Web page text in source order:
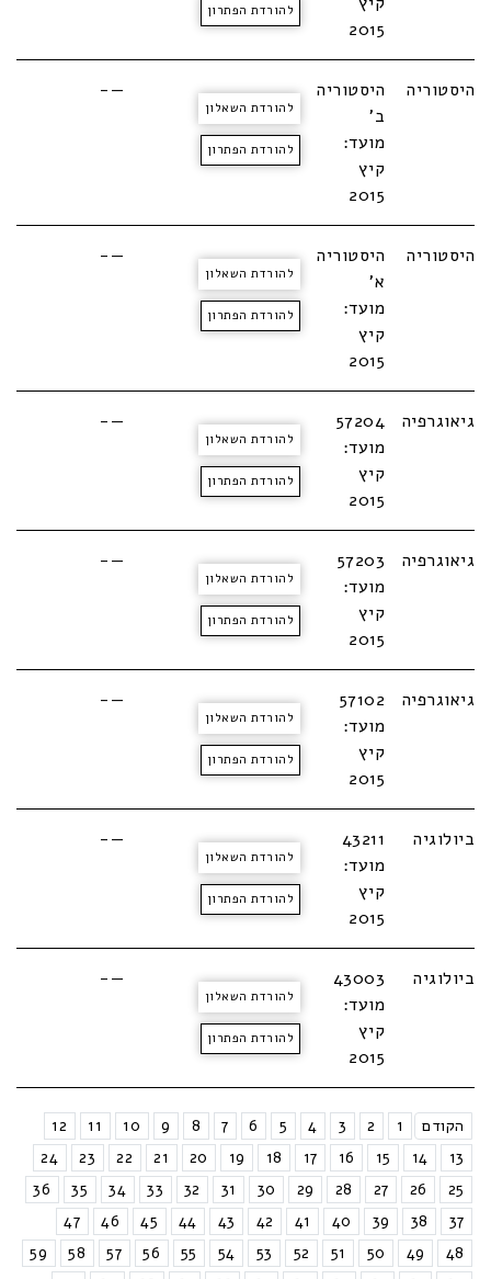
2015
להורדת הפתרון
היסטוריה
היסטוריה
ב'
מועד:
קיץ
2015
להורדת השאלון
להורדת הפתרון
—-
היסטוריה
היסטוריה
א'
מועד:
קיץ
2015
להורדת השאלון
להורדת הפתרון
—-
גיאוגרפיה
57204
מועד:
קיץ
2015
להורדת השאלון
להורדת הפתרון
—-
גיאוגרפיה
57203
מועד:
קיץ
2015
להורדת השאלון
להורדת הפתרון
—-
גיאוגרפיה
57102
מועד:
קיץ
2015
להורדת השאלון
להורדת הפתרון
—-
ביולוגיה
43211
מועד:
קיץ
2015
להורדת השאלון
להורדת הפתרון
—-
ביולוגיה
43003
מועד:
קיץ
2015
להורדת השאלון
להורדת הפתרון
—-
הקודם 1
2
3
4
5
6
7
8
9
10
11
12
13
14
15
16
17
18
19
20
21
22
23
24
25
26
27
28
29
30
31
32
33
34
35
36
37
38
39
40
41
42
43
44
45
46
47
48
49
50
51
52
53
54
55
56
57
58
59